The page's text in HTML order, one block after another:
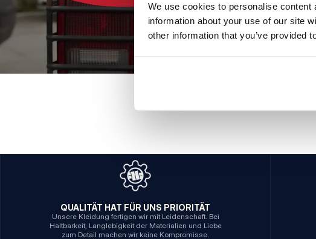
We use cookies to personalise
information about your use of our site
other information that you’ve provided
QUALITÄT HAT FÜR UNS PRIORITÄT
Unsere Kleidung fertigen wir mit Leidenschaft. Bei
Haltbarkeit, Langlebigkeit der Materialien und Liebe
zum Detail machen wir keine Kompromisse.